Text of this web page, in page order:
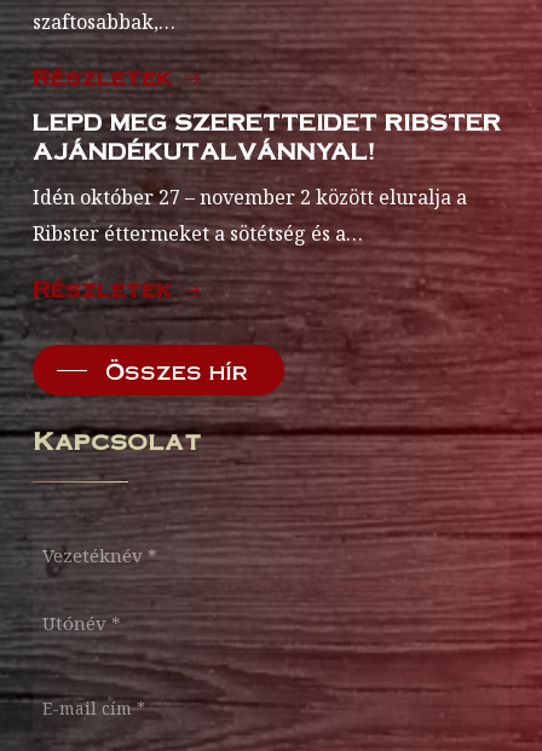
szaftosabbak,…
Részletek
LEPD MEG SZERETTEIDET RIBSTER
AJÁNDÉKUTALVÁNNYAL!
Idén október 27 – november 2 között eluralja a
Ribster éttermeket a sötétség és a…
Részletek
Összes hír
Kapcsolat